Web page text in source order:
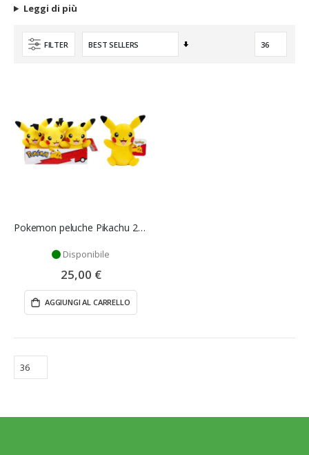
Leggi di più
FILTER
Imposta
Pokemon peluche Pikachu 20 cm - Bandai
Disponibile
25,00 €
AGGIUNGI AL CARRELLO